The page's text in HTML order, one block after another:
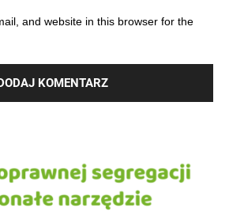
and website in this browser for the